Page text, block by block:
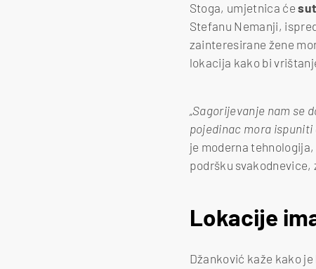
Stoga, umjetnica će
Stefanu Nemanji,
zainteresirane žene
lokacija kako bi
„Sagorijevanje nam
pojedinac mora ispuniti
je moderna
podršku svakodnevice,
Lokacije
Džanković kaže kako